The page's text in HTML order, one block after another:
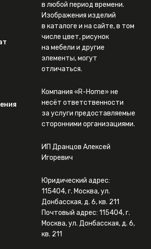
в любой период времени.
Изображения изделий
в каталоге и на сайте, в том
числе цвет, рисунок
на мебели и другие
элементы, могут
отличаться.
Компания «R-Home» не
несёт ответственности
за услуги предоставляемые
сторонними организациями.
ИП Дранцов Алексей
Игоревич
Юридический адрес:
115404, г. Москва, ул.
Донбасская, д. 6, кв. 211
Почтовый адрес: 115404, г.
Москва, ул. Донбасская, д. 6,
кв. 211